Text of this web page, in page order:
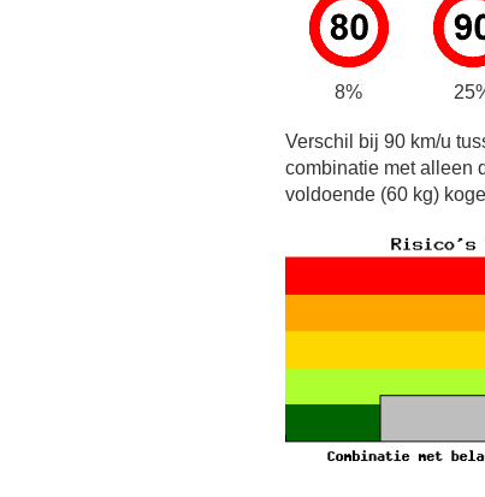
8%
Verschil bij 90 km/u
combinatie met alleen
voldoende (60 kg)